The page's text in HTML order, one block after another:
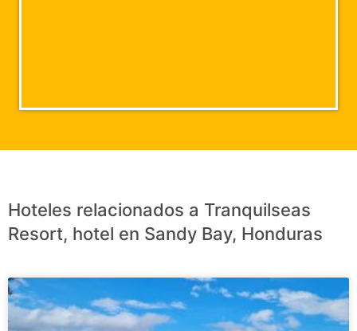
Hoteles relacionados a Tranquilseas
Resort, hotel en Sandy Bay, Honduras